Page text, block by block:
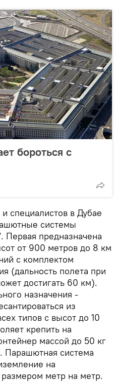
бороться с
специалистов в Дубае
системы
Первая предназначена
от 900 метров до 8 км
с комплектом
(дальность полета при
достигать 60 км).
назначения -
из
типов с высот до 10
крепить на
массой до 50 кг
Парашютная система
на
метр на метр.